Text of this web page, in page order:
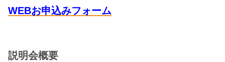
WEBお申込みフォーム
説明会概要